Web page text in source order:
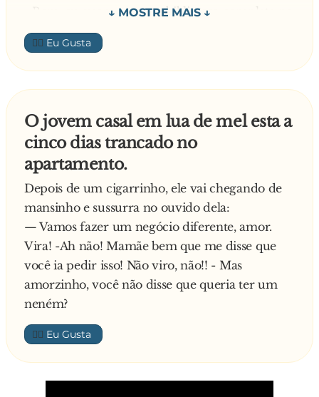
- Bem, eu quero ter uma biblioteca completa na
minha cela! Não posso ficar sem estudar todo
este tempo
Pede o português:
- Eu quero uma televisão para acompanhar o
viver sem ver os jogos do meu clube
E, por fim pede o espanhol:
- Eu cá quero um camião cheio de maços de
tabaco! Não vou conseguir viver sem ter um
cigarrinho para me satisfazer
Os pedidos foram atendidos e as celas foram
trancadas e, trinta anos depois, por bom
comportamento, os policias decidiram soltar os
presos. Ao abrir a cela do inglês, eles viram-no
entretido nos seus livros, cercado de centenas
A segunda cela a ser aberta foi a do português.
Lá estava ele todo relaxado, deitado no chão, a
assistir a um jogo de futebol.
👍🏼
O jovem casal em lua de mel esta a
cinco dias trancado no
apartamento.
Depois de um cigarrinho, ele vai chegando de
mansinho e sussurra no ouvido dela:
— Vamos fazer um negócio diferente, amor.
Vira! -Ah não! Mamãe bem que me disse que
você ia pedir isso! Não viro, não!! - Mas
amorzinho, você não disse que queria ter um
neném?
👍🏼